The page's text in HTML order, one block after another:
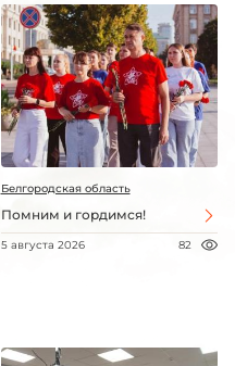
Белгородская область
Помним и гордимся!
5 августа 2026 82